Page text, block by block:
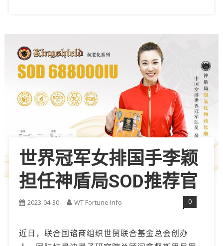
世界冠军女排国手李颖
担任神盾局SOD推荐官
2023-04-30 WT Fortune Info 0
近日，联合国谘商组织世贸联合基金总会创办